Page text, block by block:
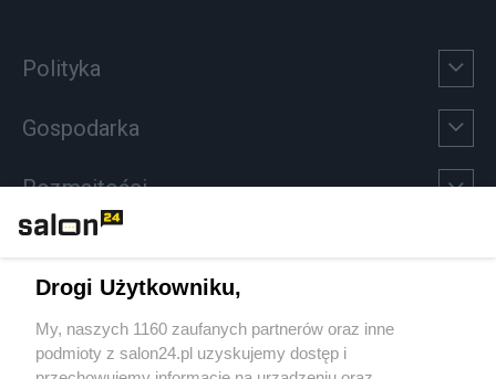
Polityka
Gospodarka
Rozmaitości
Sport
Społeczeństwo
Drogi Użytkowniku,
My, naszych 1160 zaufanych partnerów oraz inne
podmioty z salon24.pl uzyskujemy dostęp i